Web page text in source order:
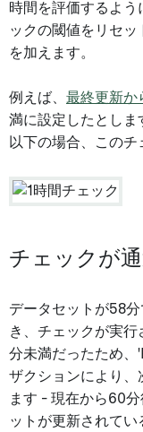
時間を評価するよ
ックの閾値をリセ
を加えます。
例えば、 最終更新か
満に設定したとしま
以下の場合、このチ
チェックが
データセットが58
き、チェックが実
分未満だったため、
ザクションにより、
ます - 現在から60
ットが更新されてい